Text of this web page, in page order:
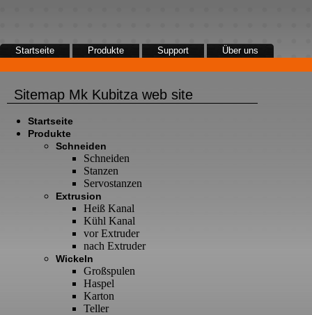
Startseite Produkte Support Über uns
Sitemap Mk Kubitza web site
Startseite
Produkte
Schneiden
Schneiden
Stanzen
Servostanzen
Extrusion
Heiß Kanal
Kühl Kanal
vor Extruder
nach Extruder
Wickeln
Großspulen
Haspel
Karton
Teller